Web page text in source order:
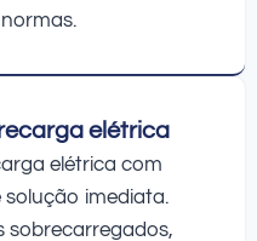
elétrica
elétrica com
imediata.
sobrecarregados,